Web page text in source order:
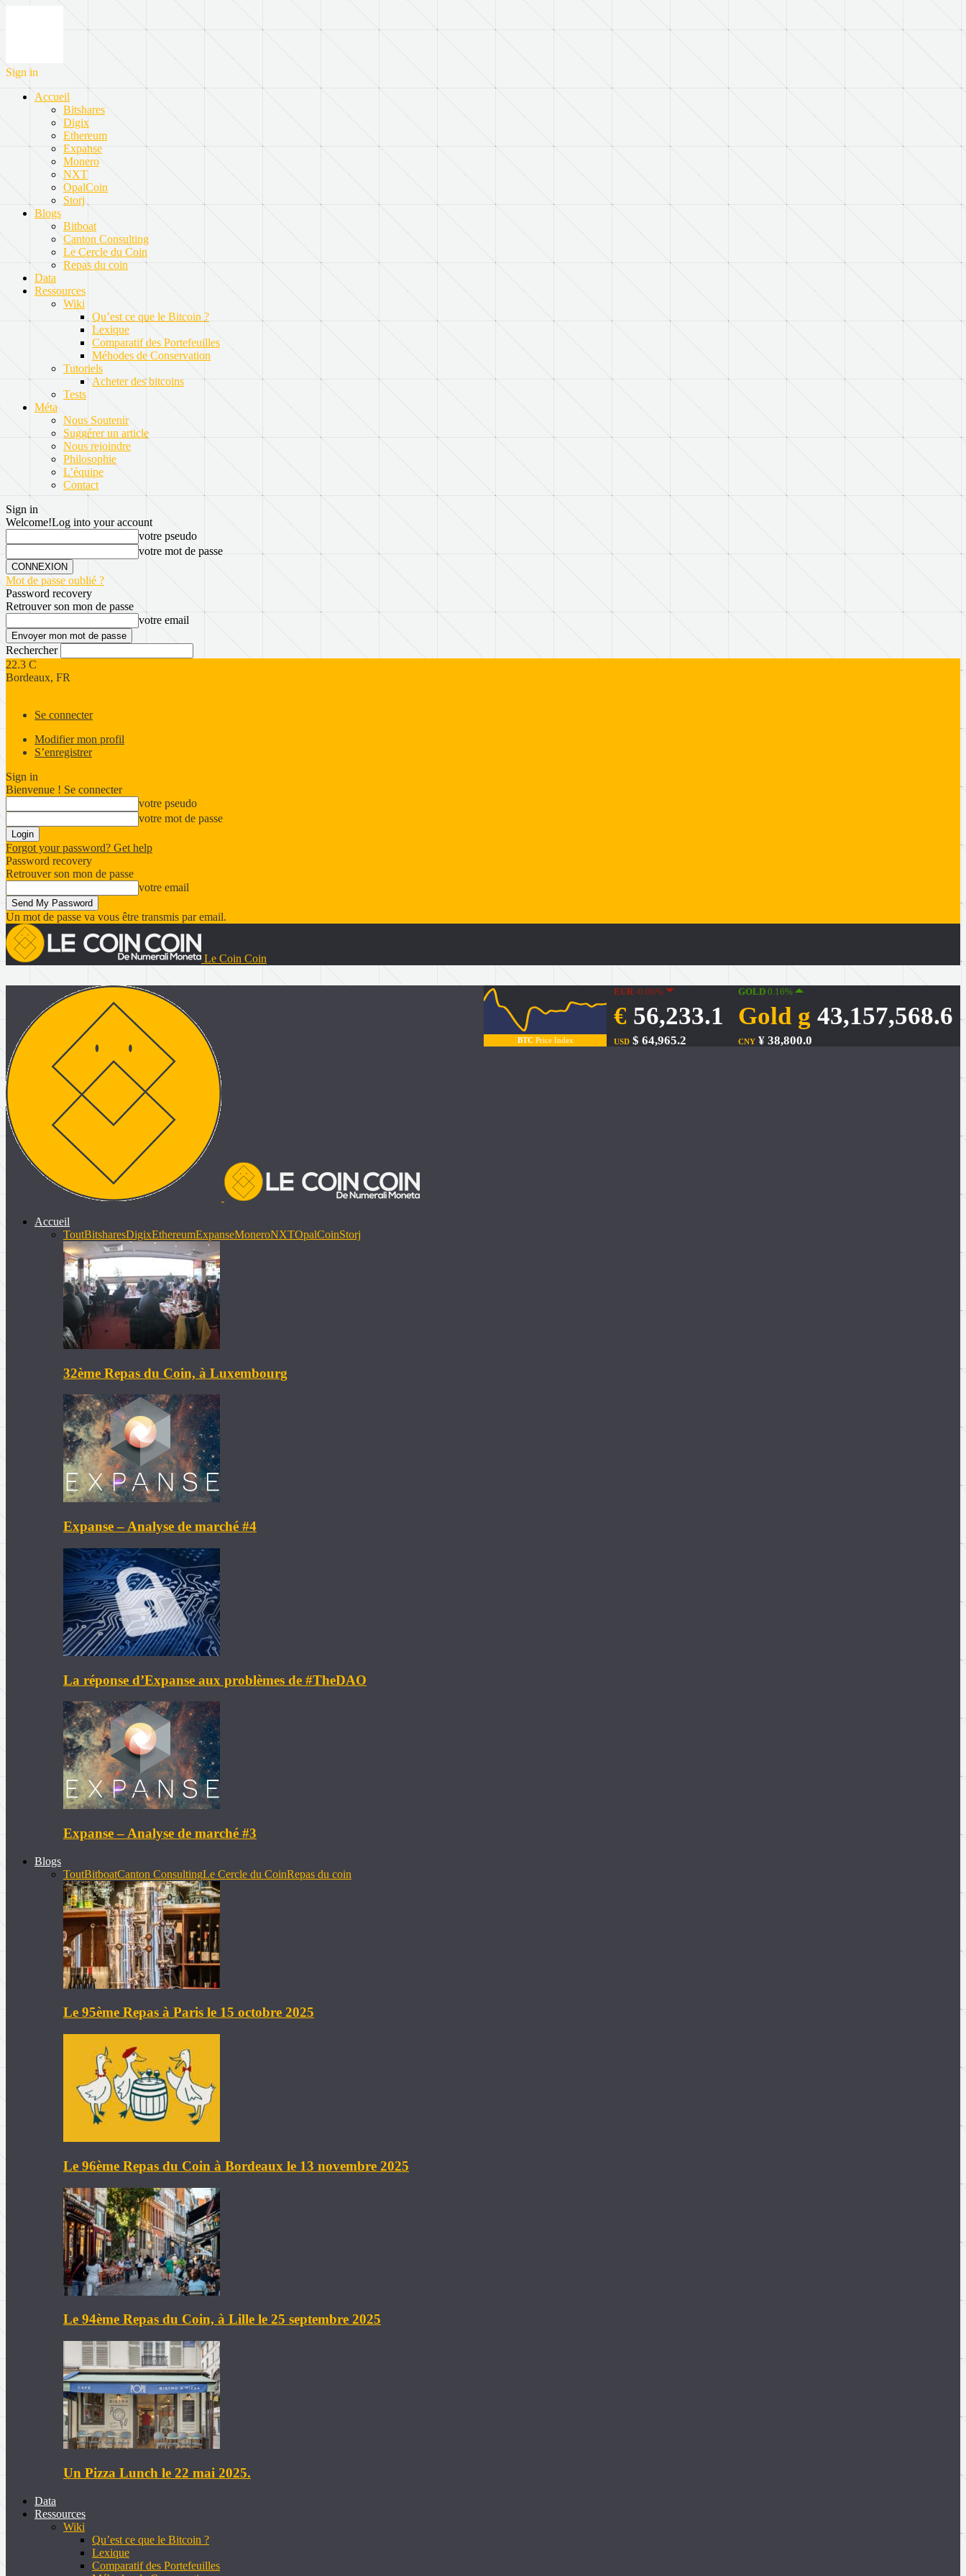
Sign in
Accueil
Bitshares
Digix
Ethereum
Expanse
Monero
NXT
OpalCoin
Storj
Blogs
Bitboat
Canton Consulting
Le Cercle du Coin
Repas du coin
Data
Ressources
Wiki
Qu’est ce que le Bitcoin ?
Lexique
Comparatif des Portefeuilles
Méhodes de Conservation
Tutoriels
Acheter des bitcoins
Tests
Méta
Nous Soutenir
Suggérer un article
Nous rejoindre
Philosophie
L’équipe
Contact
Sign in
Welcome!Log into your account
votre pseudo
votre mot de passe
Mot de passe oublié ?
Password recovery
Retrouver son mon de passe
votre email
Rechercher
22.3 C
Bordeaux, FR
Se connecter
Modifier mon profil
S’enregistrer
Sign in
Bienvenue ! Se connecter
votre pseudo
votre mot de passe
Forgot your password? Get help
Password recovery
Retrouver son mon de passe
votre email
Un mot de passe va vous être transmis par email.
Le Coin Coin
BTCPrice Index
EUR-0.06%
€ 56,233.1
USD $ 64,965.2
GOLD 0.16%
Gold g 43,157,568.6
CNY ¥ 38,800.0
Accueil
ToutBitsharesDigixEthereumExpanseMoneroNXTOpalCoinStorj
32ème Repas du Coin, à Luxembourg
Expanse – Analyse de marché #4
La réponse d’Expanse aux problèmes de #TheDAO
Expanse – Analyse de marché #3
Blogs
ToutBitboatCanton ConsultingLe Cercle du CoinRepas du coin
Le 95ème Repas à Paris le 15 octobre 2025
Le 96ème Repas du Coin à Bordeaux le 13 novembre 2025
Le 94ème Repas du Coin, à Lille le 25 septembre 2025
Un Pizza Lunch le 22 mai 2025.
Data
Ressources
Wiki
Qu’est ce que le Bitcoin ?
Lexique
Comparatif des Portefeuilles